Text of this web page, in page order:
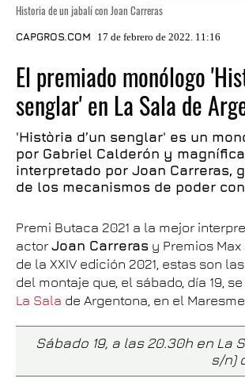
Historia de un jabalí con Joan Carreras
CAPGROS.COM 17 de febrero de 2022. 11:16
El premiado monólogo
senglar' en La Sala de
'Història d’un senglar' es un
por Gabriel Calderón y
interpretado por Joan Carreras,
de los mecanismos de poder
Premi Butaca 2021 a la mejor
actor Joan Carreras y Premios
de la XXIV edición 2021, estas son
del montaje que, el sábado, día 19,
La Sala de Argentona, en el
Sábado 19, a las 20.30h en La
s/n)